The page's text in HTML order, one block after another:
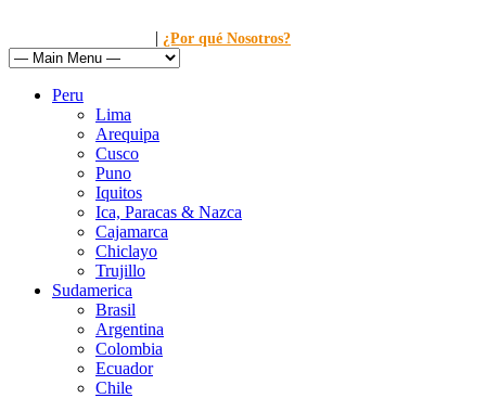
| ¿Por qué Nosotros?
Peru
Lima
Arequipa
Cusco
Puno
Iquitos
Ica, Paracas & Nazca
Cajamarca
Chiclayo
Trujillo
Sudamerica
Brasil
Argentina
Colombia
Ecuador
Chile